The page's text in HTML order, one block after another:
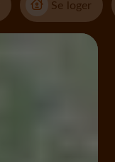
Se loger